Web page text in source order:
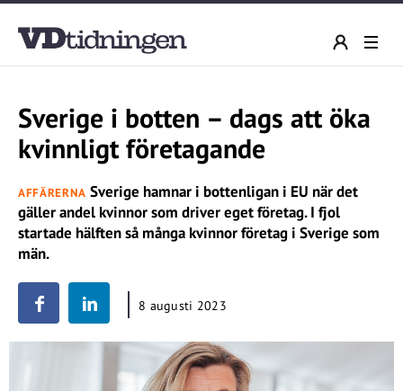
Sverige i botten – dags att öka
kvinnligt företagande
AFFÄRERNA Sverige hamnar i bottenligan i EU när det
gäller andel kvinnor som driver eget företag. I fjol
startade hälften så många kvinnor företag i Sverige som
män.
8 augusti 2023